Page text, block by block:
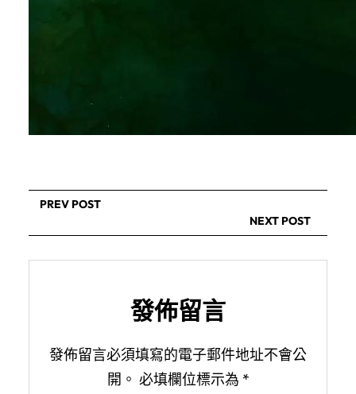
PREV POST
NEXT POST
發佈留言
發佈留言必須填寫的電子郵件地址不會公
開。 必填欄位標示為 *